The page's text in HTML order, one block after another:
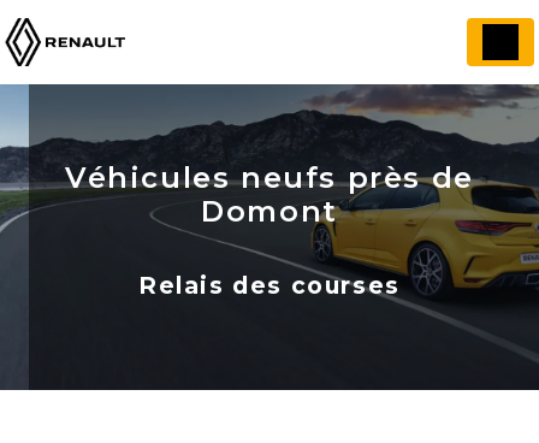
Véhicules neufs près de
Domont
Relais des courses